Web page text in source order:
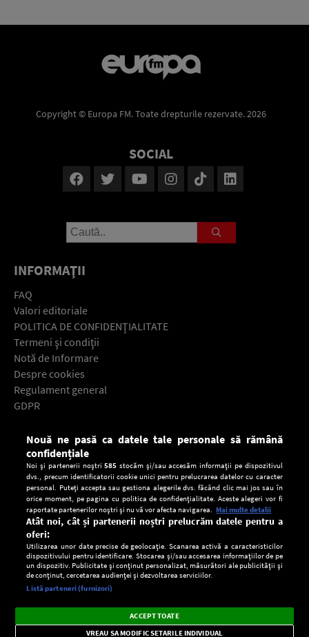
Copyright © Europa FM. Toate drepturile rezervate. 2026
SOCIAL
INFORMAŢII
FAQ
Valori editoriale
POLITICA DE CONFIDENŢIALITATE
Termeni şi condiţii
Notă de Informare
Despre cookies
Regulament general
GDPR
Descarcă gratuit aplicaţia Europa FM pentru smartphone:
Setări:
Dark
Mode
Radio live, podcasturi, știri și alerte
importante.
×
Nouă ne pasă ca datele tale personale să rămână
confidențiale
Noi și partenerii noștri585 stocăm și/sau accesăm informații pe dispozitivul
dvs., precum identificatorii cookie unici pentru prelucrarea datelor cu caracter
personal. Puteți accepta sau gestiona alegerile dvs. făcând clic mai jos sau în
orice moment, pe pagina cu politica de confidențialitate. Aceste alegeri vor fi
raportate partenerilor noștri și nu vă vor afecta navigarea. Mai multe detalii
Atât noi, cât și partenerii noștri prelucrăm datele pentru a
oferi:
Utilizarea unor date precise de geolocație. Scanarea activă a caracteristicilor
dispozitivului pentru identificare. Stocarea și/sau accesarea informațiilor de pe
un dispozitiv. Publicitate și conținut personalizat, măsurători ale publicității și
de conținut, cercetarea audienței și dezvoltarea serviciilor.
Listă parteneri (furnizori)
ACCEPT TOATE
VREAU SA MODIFIC SETARILE INDIVIDUAL